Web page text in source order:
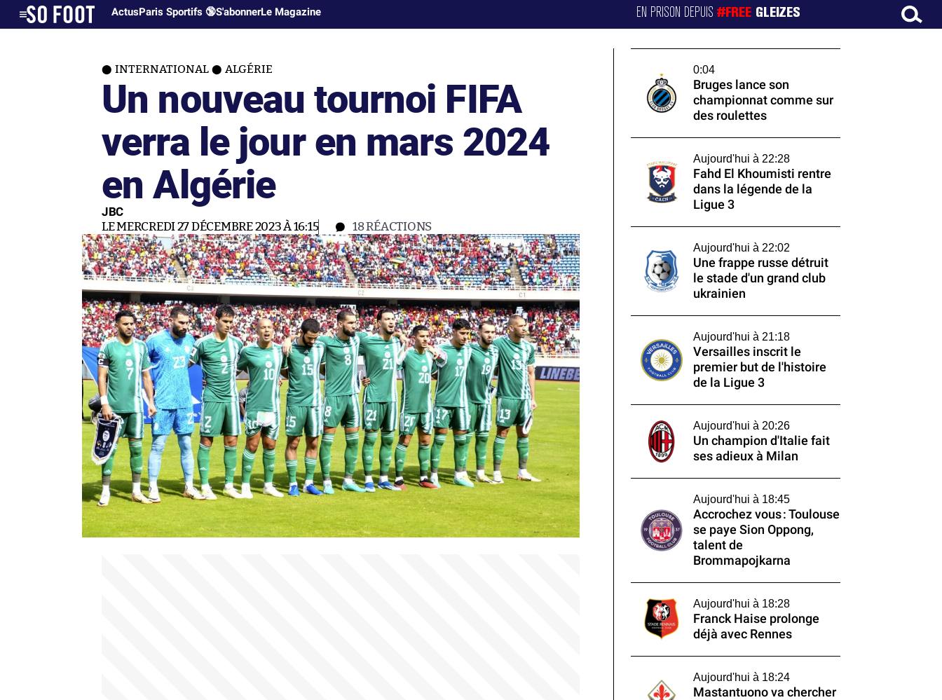
ActusParis Sportifs 🔞S'abonnerLe Magazine EN PRISON DEPUIS#FREE GLEIZES
INTERNATIONAL ALGÉRIE
Un nouveau tournoi FIFA
verra le jour en mars 2024
en Algérie
JBC
LE MERCREDI 27 DÉCEMBRE 2023 À 16:15 18RÉACTIONS
0:04
Bruges lance son
championnat comme sur
des roulettes
Aujourd'hui à 22:28
Fahd El Khoumisti rentre
dans la légende de la
Ligue 3
Aujourd'hui à 22:02
Une frappe russe détruit
le stade d'un grand club
ukrainien
Aujourd'hui à 21:18
Versailles inscrit le
premier but de l'histoire
de la Ligue 3
Aujourd'hui à 20:26
Un champion d'Italie fait
ses adieux à Milan
Aujourd'hui à 18:45
Accrochez vous : Toulouse
se paye Sion Oppong,
talent de
Brommapojkarna
Aujourd'hui à 18:28
Franck Haise prolonge
déjà avec Rennes
Aujourd'hui à 18:24
Mastantuono va chercher